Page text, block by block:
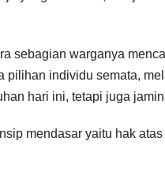
sebagian warganya
individu semata,
hari ini, tetapi juga
mendasar yaitu hak